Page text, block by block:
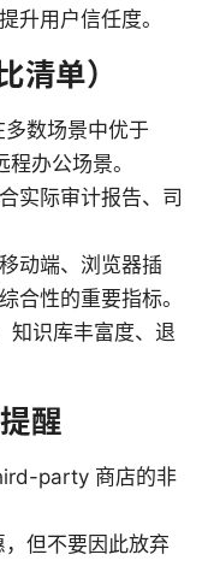
升用户信任度。
清单）
数场景中优于
办公场景。
实际审计报告、司
动端、浏览器插
合性的重要指标。
知识库丰富度、退
醒
party 商店的非
但不要因此放弃